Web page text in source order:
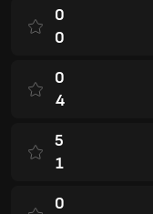
0
0
0
4
5
1
0